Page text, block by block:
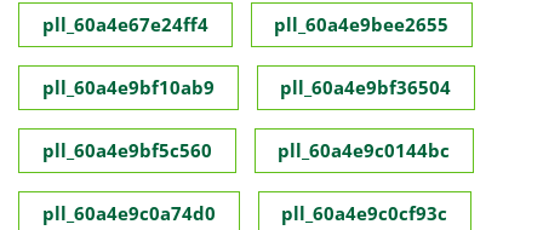
pll_60a4e67e24ff4 pll_60a4e9bee2655
pll_60a4e9bf10ab9 pll_60a4e9bf36504
pll_60a4e9bf5c560 pll_60a4e9c0144bc
pll_60a4e9c0a74d0 pll_60a4e9c0cf93c